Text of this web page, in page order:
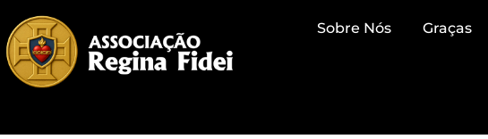
Sobre Nós Graças